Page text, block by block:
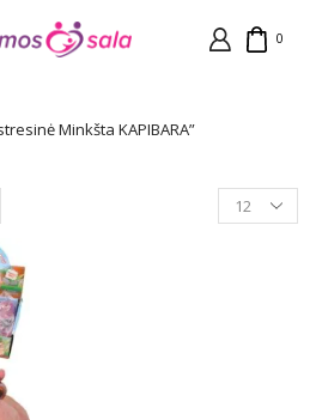
0
Minkšta KAPIBARA”
Products
per